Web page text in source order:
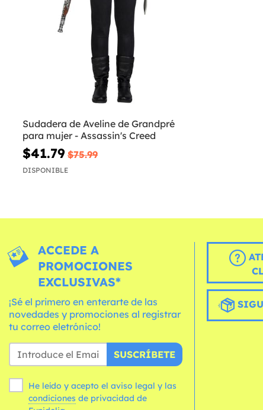
Sudadera de Aveline de Grandpré
para mujer - Assassin's Creed
$41.79 $75.99
DISPONIBLE
ACCEDE A
PROMOCIONES
EXCLUSIVAS*
¡Sé el primero en enterarte de las
novedades y promociones al registrar
tu correo eletrónico!
SUSCRÍBETE
He leído y acepto el aviso legal y las
condiciones